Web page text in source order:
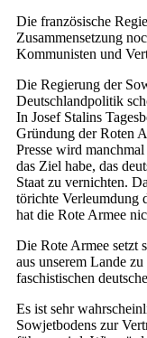
Die französische
Zusammensetzung
Kommunisten und
Die Regierung der
Deutschlandpolitik
In Josef Stalins
Gründung der Roten
Presse wird
das Ziel habe, das
Staat zu vernichten.
törichte Verleumdung
hat die Rote Armee
Die Rote Armee setzt
aus unserem Lande
faschistischen
Es ist sehr
Sowjetbodens zur